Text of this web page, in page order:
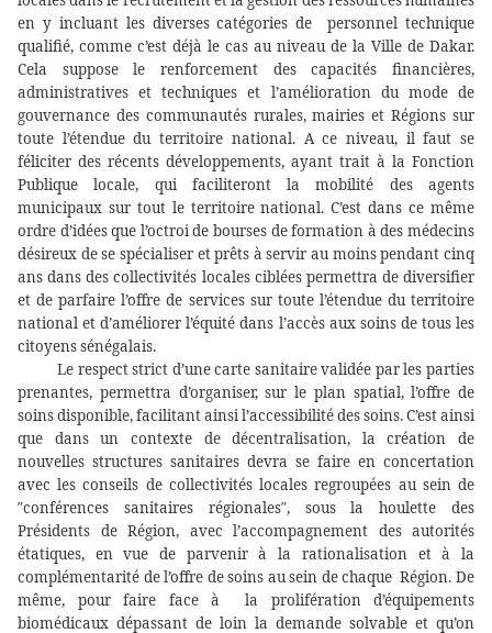
en y incluant les diverses catégories de
personnel technique
qualifié, comme c’est déjà le cas au niveau de la Ville de Dakar.
Cela suppose le renforcement des capacités financières,
administratives et techniques et l’amélioration du mode de
gouvernance des communautés rurales, mairies et Régions sur
toute l’étendue du territoire national. A ce niveau, il faut se
féliciter des récents développements, ayant trait à la Fonction
Publique locale, qui faciliteront la mobilité des agents
municipaux sur tout le territoire national. C’est dans ce même
ordre d’idées que l’octroi de bourses de formation à des médecins
désireux de se spécialiser et prêts à servir au moins pendant cinq
ans dans des collectivités locales ciblées permettra de diversifier
et de parfaire l’offre de services sur toute l’étendue du territoire
national et d’améliorer l’équité dans l’accès aux soins de tous les
citoyens sénégalais.
Le respect strict d’une carte sanitaire validée par les parties
prenantes, permettra d’organiser, sur le plan spatial, l’offre de
soins disponible, facilitant ainsi l’accessibilité des soins. C’est ainsi
que dans un contexte de décentralisation, la création de
nouvelles structures sanitaires devra se faire en concertation
avec les conseils de collectivités locales regroupées au sein de
″conférences sanitaires régionales″, sous la houlette des
Présidents de Région, avec l’accompagnement des autorités
étatiques, en vue de parvenir à la rationalisation et à la
complémentarité de l’offre de soins au sein de chaque Région. De
même, pour faire face à
la prolifération d’équipements
biomédicaux dépassant de loin la demande solvable et qu’on